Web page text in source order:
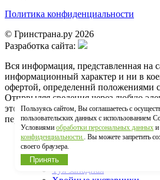
Политика конфиденциальности
© Гринстрана.ру 2026
Разработка сайта:
Вся информация, представленная на
информационный характер и ни в
офертой, определеннй положениями
Отпрвыляя сведения через любую
этом сайте, вы соглашаетесь на
персональных данных
Главная
КАТАЛОГ
Туя западная
Пользуясь сайтом, Вы соглашаетесь с
пользовательских данных с использованием
Условиями обработки персональных данных и
конфиденциальности.. Вы можете запретить
своего браузера.
Принять